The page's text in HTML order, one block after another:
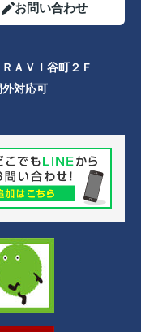
お問い合わせ
ＡＶＩ谷町２Ｆ
対応可